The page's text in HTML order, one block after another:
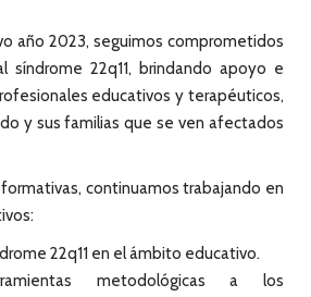
año 2023, seguimos comprometidos
síndrome 22q11, brindando apoyo e
educativos y terapéuticos,
y sus familias que se ven afectados
continuamos trabajando en
22q11 en el ámbito educativo.
metodológicas a los